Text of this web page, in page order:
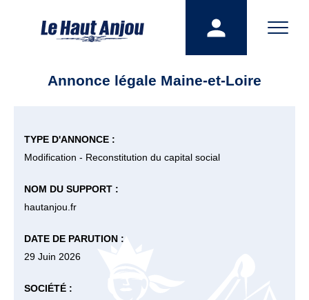
Annonce légale Maine-et-Loire
TYPE D'ANNONCE :
Modification - Reconstitution du capital social
NOM DU SUPPORT :
hautanjou.fr
DATE DE PARUTION :
29 Juin 2026
SOCIÉTÉ :